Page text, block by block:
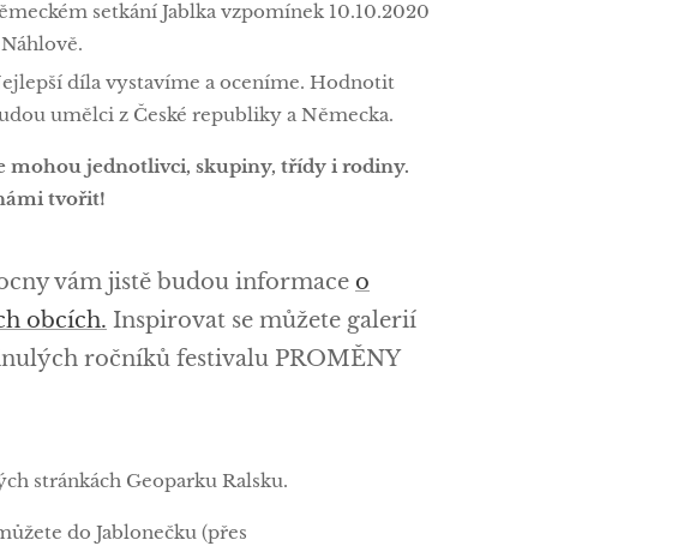
setkání Jablka vzpomínek 10.10.2020
díla vystavíme a oceníme. Hodnotit
umělci z České republiky a Německa.
mohou jednotlivci, skupiny, třídy i rodiny.
tvořit!
vám jistě budou informace o
obcích. Inspirovat se můžete galerií
ročníků festivalu PROMĚNY
stránkách Geoparku Ralsku.
do Jablonečku (přes